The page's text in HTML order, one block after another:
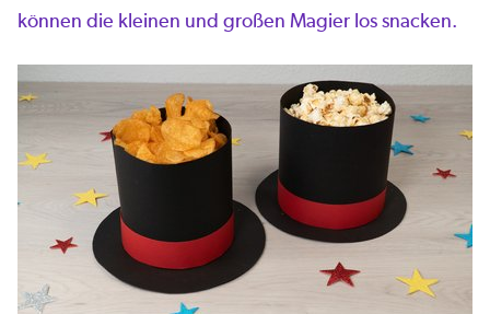
können die kleinen und großen Magier los snacken.